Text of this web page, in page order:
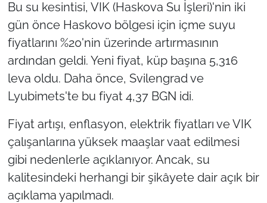
Bu su kesintisi, VIK (Haskova Su İşleri)'nin iki
gün önce Haskovo bölgesi için içme suyu
fiyatlarını %20'nin üzerinde artırmasının
ardından geldi. Yeni fiyat, küp başına 5,316
leva oldu. Daha önce, Svilengrad ve
Lyubimets'te bu fiyat 4,37 BGN idi.
Fiyat artışı, enflasyon, elektrik fiyatları ve VIK
çalışanlarına yüksek maaşlar vaat edilmesi
gibi nedenlerle açıklanıyor. Ancak, su
kalitesindeki herhangi bir şikâyete dair açık bir
açıklama yapılmadı.